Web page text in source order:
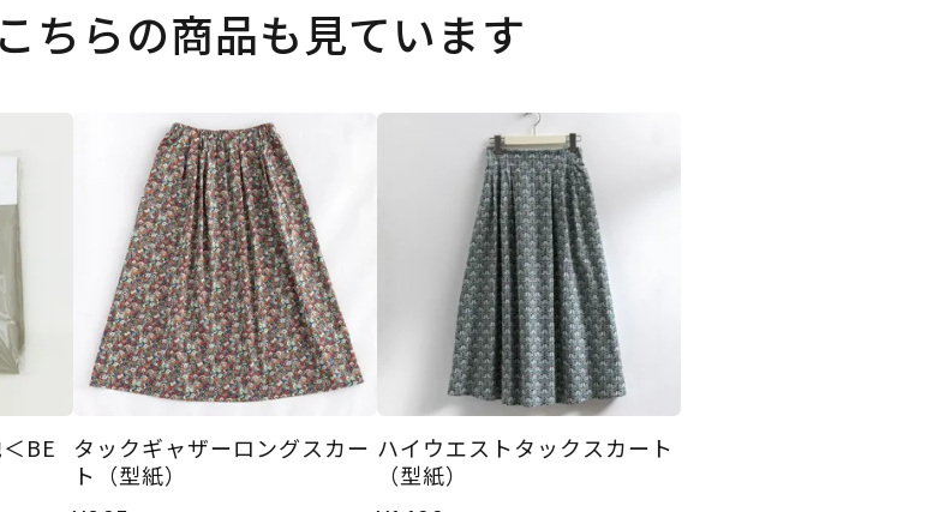
ちらの商品も見ています
BE
タックギャザーロングスカー
ト（型紙）
ハイウエストタックスカート
（型紙）